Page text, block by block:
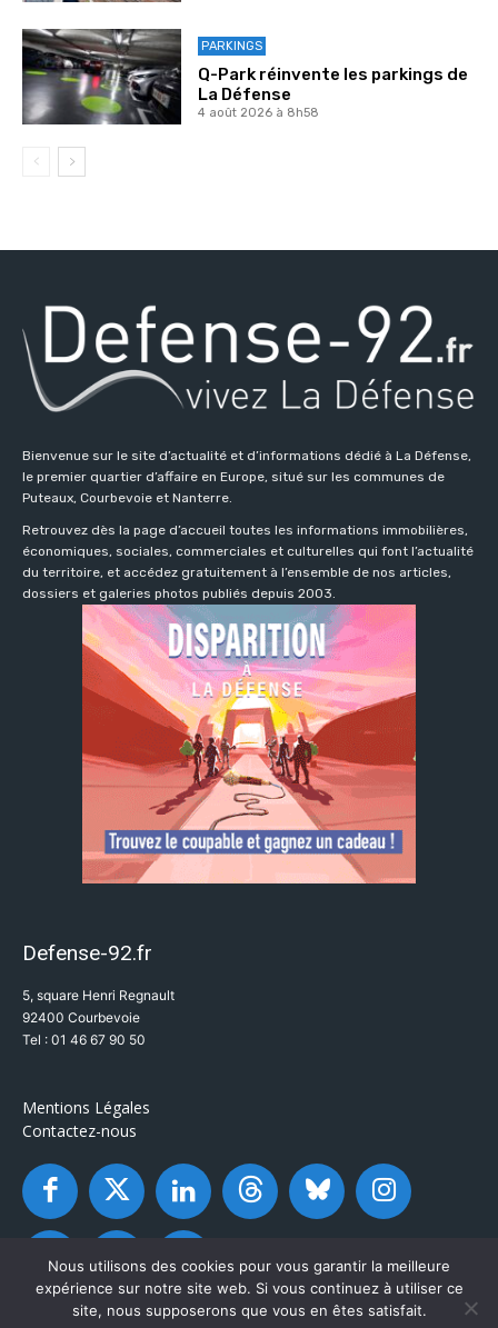
PARKINGS
Q-Park réinvente les parkings de
La Défense
4 août 2026 à 8h58
Bienvenue sur le site d’actualité et d’informations dédié à La Défense,
le premier quartier d’affaire en Europe, situé sur les communes de
Puteaux, Courbevoie et Nanterre.
Retrouvez dès la page d’accueil toutes les informations immobilières,
économiques, sociales, commerciales et culturelles qui font l’actualité
du territoire, et accédez gratuitement à l’ensemble de nos articles,
dossiers et galeries photos publiés depuis 2003.
Defense-92.fr
5, square Henri Regnault
92400 Courbevoie
Tel : 01 46 67 90 50
Mentions Légales
Contactez-nous
Nous utilisons des cookies pour vous garantir la meilleure
expérience sur notre site web. Si vous continuez à utiliser ce
site, nous supposerons que vous en êtes satisfait.